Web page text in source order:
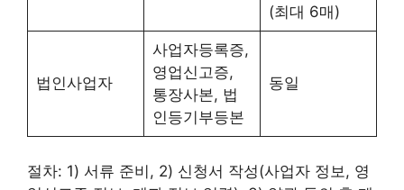
(최대 6매)
법인사업자
사업자등록증,
영업신고증,
통장사본, 법
인등기부등본
동일
절차: 1) 서류 준비, 2) 신청서 작성(사업자 정보, 영